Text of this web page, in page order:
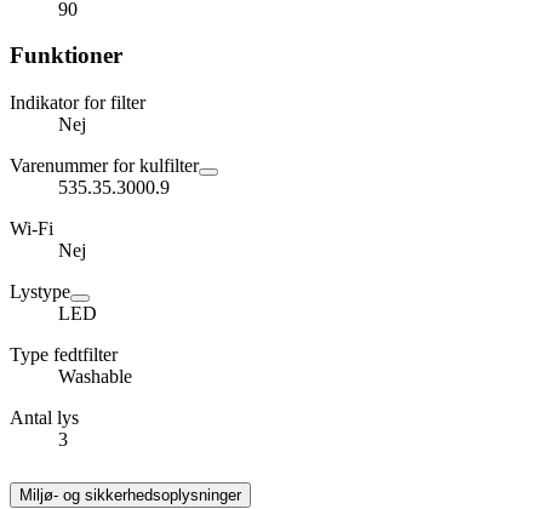
90
Funktioner
Indikator for filter
Nej
Varenummer for kulfilter
535.35.3000.9
Wi-Fi
Nej
Lystype
LED
Type fedtfilter
Washable
Antal lys
3
Miljø- og sikkerhedsoplysninger